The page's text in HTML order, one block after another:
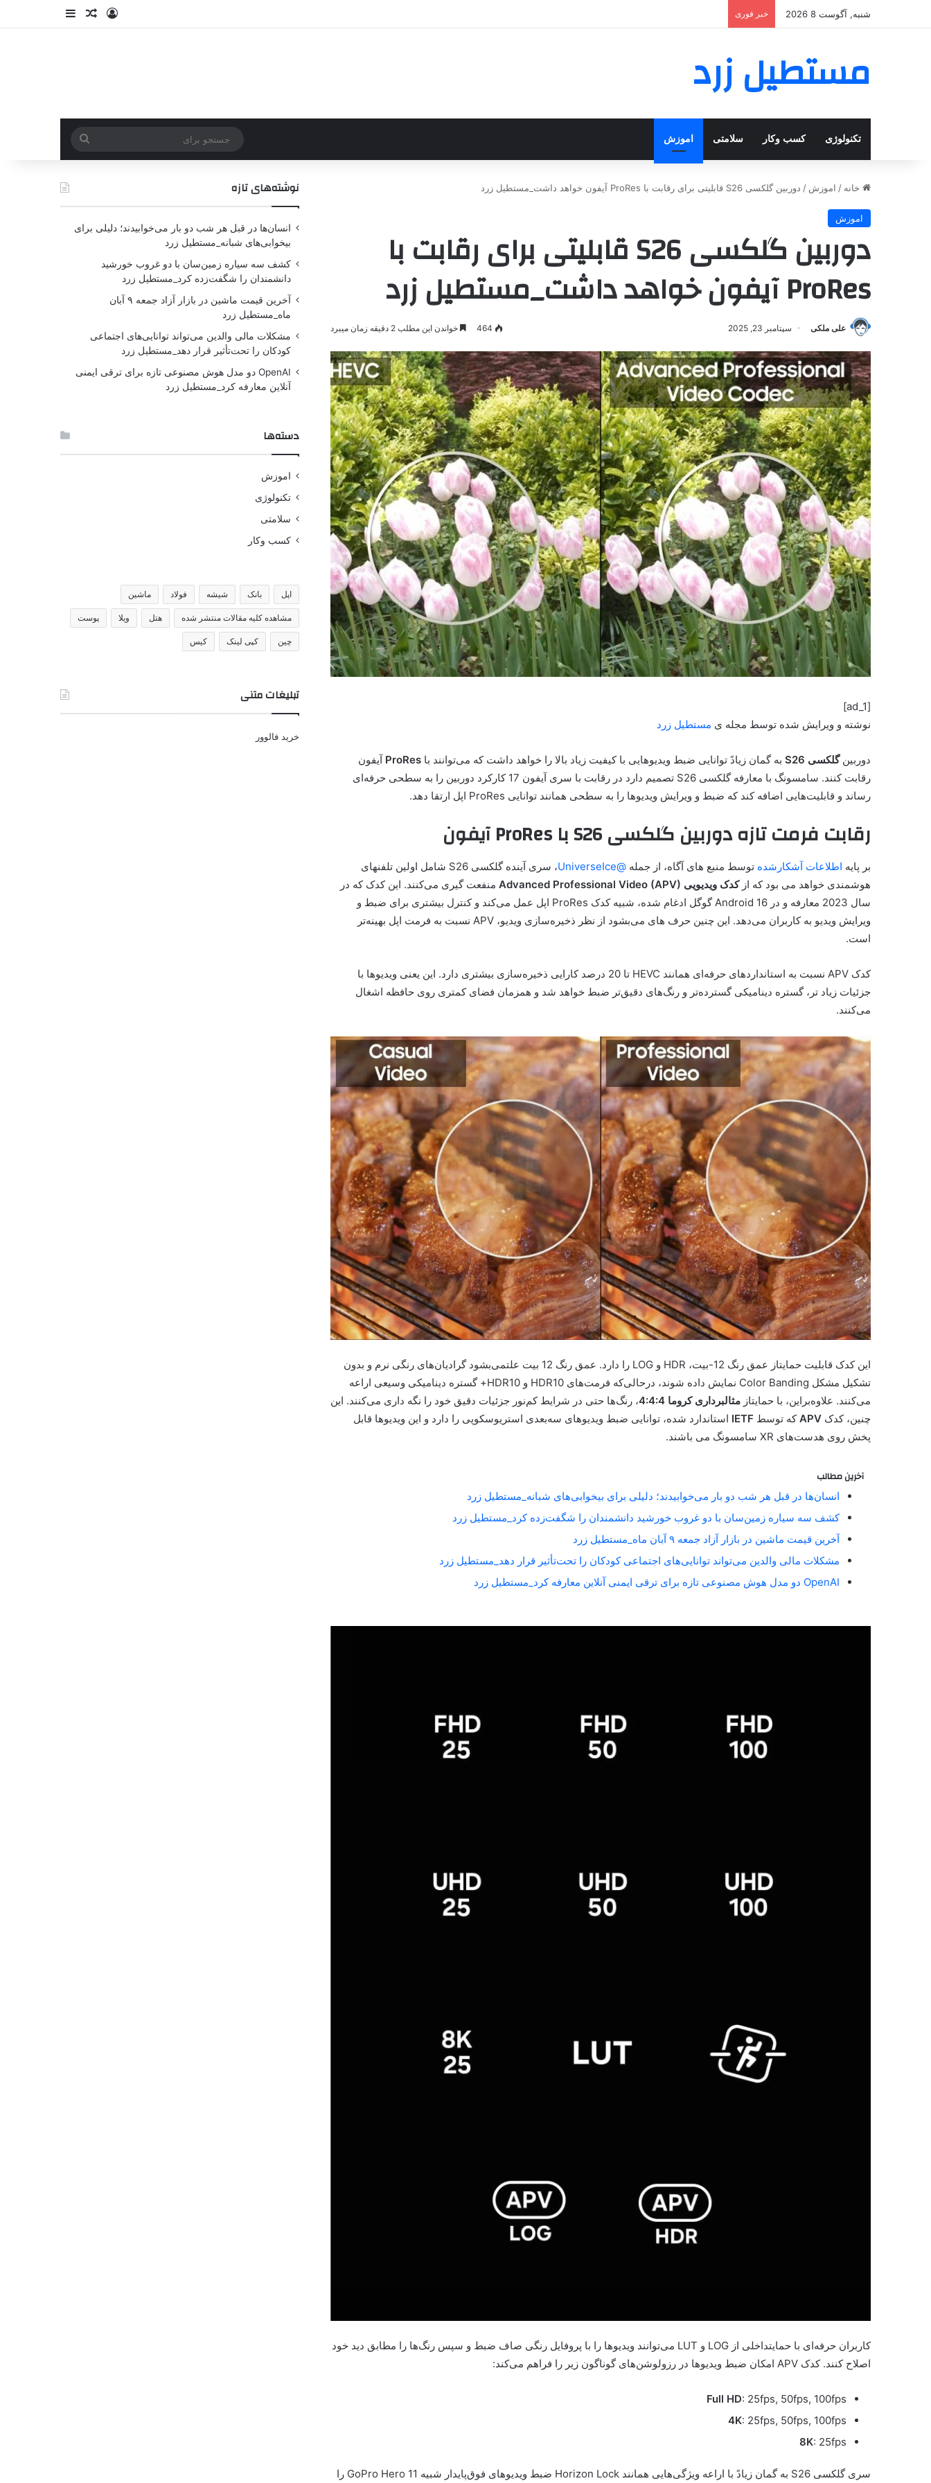
شنبه, آگوست 8 2026 خبر فوری
مستطیل زرد
تکنولوژی کسب وکار سلامتی اموزش
خانه / اموزش / دوربین گلکسی S26 قابلیتی برای رقابت با ProRes آیفون خواهد داشت_مستطیل زرد
اموزش
دوربین گلکسی S26 قابلیتی برای رقابت با
ProRes آیفون خواهد داشت_مستطیل زرد
علی ملکی سپتامبر 23, 2025 464 خواندن این مطلب 2 دقیقه زمان میبرد
[ad_1]
نوشته و ویرایش شده توسط مجله ی مستطیل زرد
دوربینگلکسی S26 به گمان زیادً توانایی ضبط ویدیوهایی با کیفیت زیاد بالا را خواهد داشت که می‌توانند با ProRes آیفون
رقابت کنند. سامسونگ با معارفه گلکسی S26 تصمیم دارد در رقابت با سری آیفون 17 کارکرد دوربین را به سطحی حرفه‌ای
رساند و قابلیت‌هایی اضافه کند که ضبط و ویرایش ویدیوها را به سطحی همانند توانایی ProRes اپل ارتقا دهد.
رقابت فرمت تازه دوربین گلکسی S26 با ProRes آیفون
بر پایه اطلاعات آشکار‌شده توسط منبع های آگاه، از جمله @UniverseIce
، سری آینده گلکسی S26 شامل اولین تلفنهای
هوشمندی خواهد می بود که ازکدک ویدیویی Advanced Professional Video (APV)
منفعت گیری می‌کنند. این کدک که در
سال 2023 معارفه و در Android 16 گوگل ادغام شده، شبیه کدک ProRes اپل عمل می‌کند و کنترل بیشتری برای ضبط و
ویرایش ویدیو به کاربران می‌دهد. این چنین حرف های می‌بشود از نظر ذخیره‌سازی ویدیو، APV نسبت به فرمت اپل بهینه‌تر
است.
کدک APV نسبت به استانداردهای حرفه‌ای همانند HEVC تا 20 درصد کارایی ذخیره‌سازی بیشتری دارد. این یعنی ویدیوها با
جزئیات زیاد تر، گستره دینامیکی گسترده‌تر و رنگ‌های دقیق‌تر ضبط خواهد شد و همزمان فضای کمتری روی حافظه اشغال
می‌کنند.
این کدک قابلیت حمایتاز عمق رنگ 12-بیت، HDR و LOG را دارد. عمق رنگ 12 بیت علتمی‌بشود گرادیان‌های رنگی نرم و بدون
تشکیل مشکل Color Banding نمایش داده شوند، درحالی‌که فرمت‌های HDR10 و HDR10+ گستره دینامیکی وسیعی اراعه
می‌کنند. علاوه‌براین، با حمایتاز مثالبرداری کروما 4:4:4
، رنگ‌ها حتی در شرایط کم‌نور جزئیات دقیق خود را نگه داری می‌کنند. این
چنین، کدک APVکه توسط IETF استاندارد شده، توانایی ضبط ویدیوهای سه‌بعدی استریوسکوپی را دارد و این ویدیوها قابل
پخش روی هدست‌های XR سامسونگ می باشند.
آخرین مطالب
انسان‌ها در قبل هر شب دو بار می‌خوابیدند؛ دلیلی برای بیخوابی‌های شبانه_مستطیل زرد
کشف سه سیاره زمین‌سان با دو غروب خورشید دانشمندان را شگفت‌زده کرد_مستطیل زرد
آخرین قیمت ماشین در بازار آزاد جمعه ۹ آبان ماه_مستطیل زرد
مشکلات مالی والدین می‌تواند توانایی‌های اجتماعی کودکان را تحت‌تأثیر قرار دهد_مستطیل زرد
OpenAI دو مدل هوش مصنوعی تازه برای ترقی ایمنی آنلاین معارفه کرد_مستطیل زرد
کاربران حرفه‌ای با حمایتداخلی از LOG و LUT می‌توانند ویدیوها را با پروفایل رنگی صاف ضبط و سپس رنگ‌ها را مطابق دید خود
اصلاح کنند. کدک APV امکان ضبط ویدیوها در رزولوشن‌های گوناگون زیر را فراهم می‌کند:
Full HD: 25fps, 50fps, 100fps
4K: 25fps, 50fps, 100fps
8K: 25fps
سری گلکسی S26 به گمان زیادً با اراعه ویژگی‌هایی همانند Horizon Lock ضبط ویدیوهای فوق‌پایدار شبیه GoPro Hero 11 را
نوشته‌های تازه
انسان‌ها در قبل هر شب دو بار می‌خوابیدند؛ دلیلی برای
بیخوابی‌های شبانه_مستطیل زرد
کشف سه سیاره زمین‌سان با دو غروب خورشید
دانشمندان را شگفت‌زده کرد_مستطیل زرد
آخرین قیمت ماشین در بازار آزاد جمعه ۹ آبان
ماه_مستطیل زرد
مشکلات مالی والدین می‌تواند توانایی‌های اجتماعی
کودکان را تحت‌تأثیر قرار دهد_مستطیل زرد
OpenAI دو مدل هوش مصنوعی تازه برای ترقی ایمنی
آنلاین معارفه کرد_مستطیل زرد
دسته‌ها
اموزش
تکنولوژی
سلامتی
کسب وکار
اپل بانک شیشه فولاد ماشین
مشاهده کلیه مقالات منتشر شده هتل ویلا پوست
چین کپی لینک کیس
تبلیغات متنی
خرید فالوور